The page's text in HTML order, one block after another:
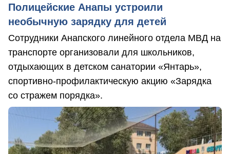
Полицейские Анапы устроили
необычную зарядку для детей
Сотрудники Анапского линейного отдела МВД на
транспорте организовали для школьников,
отдыхающих в детском санатории «Янтарь»,
спортивно-профилактическую акцию «Зарядка
со стражем порядка».